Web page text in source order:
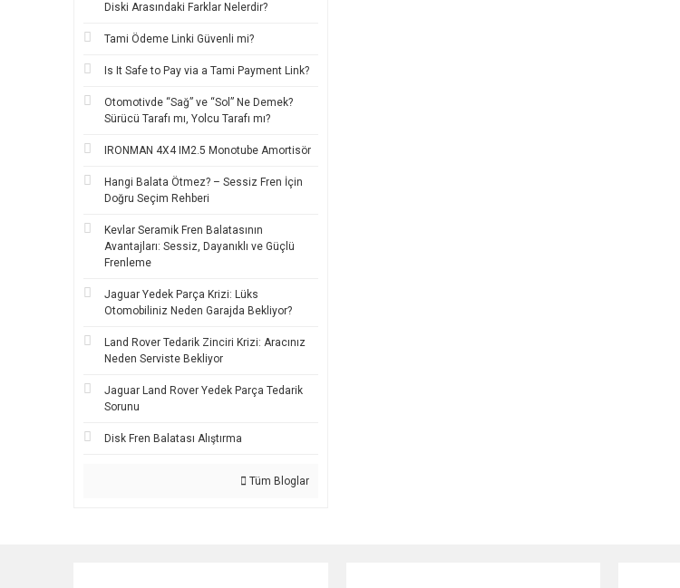
Diski Arasındaki Farklar Nelerdir?
Tami Ödeme Linki Güvenli mi?
Is It Safe to Pay via a Tami Payment Link?
Otomotivde “Sağ” ve “Sol” Ne Demek?
Sürücü Tarafı mı, Yolcu Tarafı mı?
IRONMAN 4X4 IM2.5 Monotube Amortisör
Hangi Balata Ötmez? – Sessiz Fren İçin
Doğru Seçim Rehberi
Kevlar Seramik Fren Balatasının
Avantajları: Sessiz, Dayanıklı ve Güçlü
Frenleme
Jaguar Yedek Parça Krizi: Lüks
Otomobiliniz Neden Garajda Bekliyor?
Land Rover Tedarik Zinciri Krizi: Aracınız
Neden Serviste Bekliyor
Jaguar Land Rover Yedek Parça Tedarik
Sorunu
Disk Fren Balatası Alıştırma
Tüm Bloglar